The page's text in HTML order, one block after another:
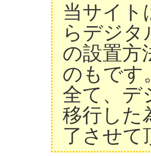
当サイト
らデジタ
の設置方
のもです
全て、デ
移行した
了させて